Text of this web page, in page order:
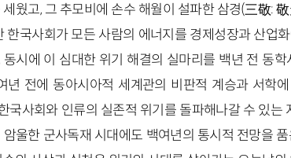
웠고, 그 추모비에 손수 해월이 설파한 삼경(三敬:
한국사회가 모든 사람의 에너지를 경제성장과 산업
시에 이 심대한 위기 해결의 실마리를 백년 전 동
년 전에 동아시아적 세계관의 비판적 계승과 서학
국사회와 인류의 실존적 위기를 돌파해나갈 수 있는
울한 군사독재 시대에도 백여년의 통시적 전망을